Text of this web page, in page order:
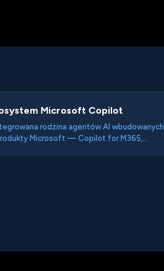
Microsoft Copilot
rodzina agentów AI wbudowanych
Microsoft — Copilot for M365,